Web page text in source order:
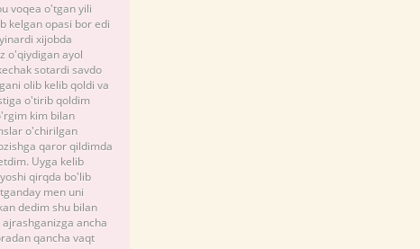
voqea o'tgan yili
kelgan opasi bor edi
xijobda
o'qiydigan ayol
sotardi savdo
olib kelib qoldi va
o'tirib qoldim
kim bilan
o'chirilgan
qaror qildimda
Uyga kelib
qirqda bo'lib
men uni
dedim shu bilan
ancha
qancha vaqt